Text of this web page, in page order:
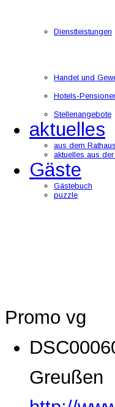
Dienstleistungen
Handel und
Hotels-
Stellenangebote
aktuelles
aus dem
aktuelles aus
Gäste
Gästebuch
puzzle
Promo vg
Greußen